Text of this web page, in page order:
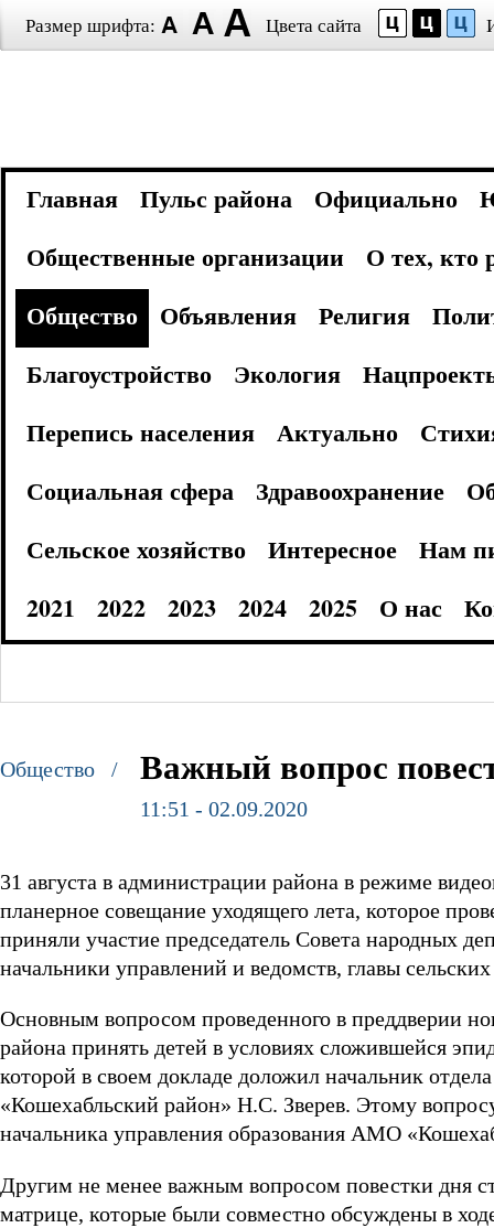
Размер шрифта: Цвета сайта
Главная Пульс района Официально
Общественные организации
О тех, кто
Общество
Объявления Религия
Благоустройство
Экология
Перепись населения
Актуально
Социальная сфера
Здравоохранение
Сельское хозяйство
Интересное
Нам
2021
2022 2023 2024 2025 О нас
Общество / Важный вопрос
11:51 - 02.09.2020
31 августа в администрации района в режиме
планерное совещание уходящего лета, которое
приняли участие председатель Совета народных
начальники управлений и ведомств, главы
Основным вопросом проведенного в преддверии
района принять детей в условиях сложившейся
которой в своем докладе доложил начальник
«Кошехабльский район» Н.С. Зверев. Этому
начальника управления образования АМО
Другим не менее важным вопросом повестки дня
матрице, которые были совместно обсуждены в